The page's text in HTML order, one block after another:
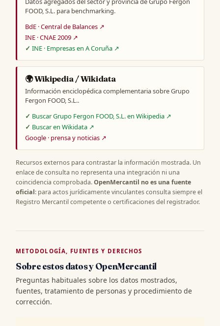
FOOD, S.L. para benchmarking.
BdE · Central de Balances ↗
INE · CNAE 2009 ↗
INE · Empresas en A Coruña ↗
🌍 Wikipedia / Wikidata
Información enciclopédica complementaria sobre Grupo
Fergon FOOD, S.L..
Buscar Grupo Fergon FOOD, S.L. en Wikipedia ↗
Buscar en Wikidata ↗
Google · prensa y noticias ↗
Recursos externos para contrastar la información mostrada. Un
enlace de consulta no representa una integración ni una
coincidencia comprobada.OpenMercantil no es una fuente
oficial: para actos jurídicamente vinculantes consulta siempre el
Registro Mercantil competente o certificaciones del registrador.
METODOLOGÍA, FUENTES Y DERECHOS
Sobre estos datos y OpenMercantil
Preguntas habituales sobre los datos mostrados,
fuentes, tratamiento de personas y procedimiento de
corrección.